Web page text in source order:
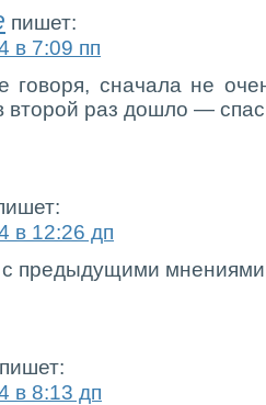
пишет:
в 7:09 пп
говоря, сначала не
второй раз дошло —
в 12:26 дп
с предыдущими
пишет:
в 8:13 дп